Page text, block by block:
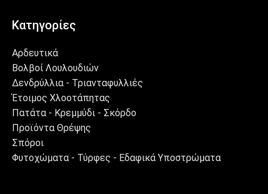
Κατηγορίες
Αρδευτικά
Βολβοί Λουλουδιών
Δενδρύλλια - Τριανταφυλλιές
Έτοιμος Χλοοτάπητας
Πατάτα - Κρεμμύδι - Σκόρδο
Προϊόντα Θρέψης
Σπόροι
Φυτοχώματα - Τύρφες - Εδαφικά Υποστρώματα